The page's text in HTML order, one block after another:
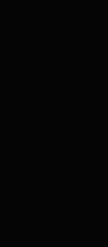
und